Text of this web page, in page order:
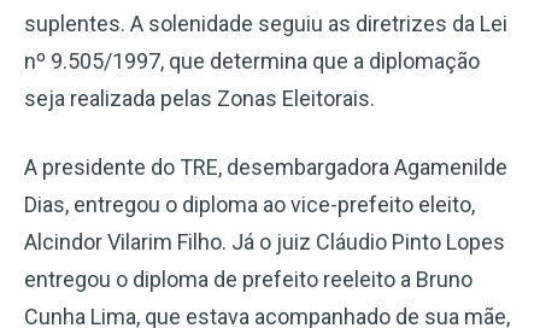
suplentes. A solenidade seguiu as diretrizes da Lei
nº 9.505/1997, que determina que a diplomação
seja realizada pelas Zonas Eleitorais.
A presidente do TRE, desembargadora Agamenilde
Dias, entregou o diploma ao vice-prefeito eleito,
Alcindor Vilarim Filho. Já o juiz Cláudio Pinto Lopes
entregou o diploma de prefeito reeleito a Bruno
Cunha Lima, que estava acompanhado de sua mãe,